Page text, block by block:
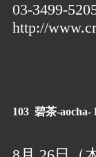
03-3499-
http://
103 碧茶-